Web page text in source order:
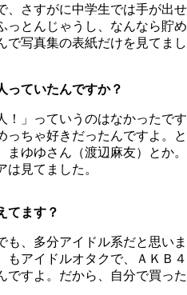
、さすがに中学生では手が出せ
っとんじゃうし、なんなら貯め
で写真集の表紙だけを見てまし
ていたんですか？
」っていうのはなかったです
っちゃ好きだったんですよ。と
ゆゆさん（渡辺麻友）とか。
見てました。
てます？
、多分アイドル系だと思いま
もアイドルオタクで、ＡＫＢ４
ですよ。だから、自分で買った